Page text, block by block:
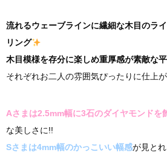
流れるウェーブラインに繊細な木目のラ
リング
木目模様を存分に楽しめ重厚感が素敵な
それぞれお二人の雰囲気ぴったりに仕上
Aさまは2.5mm幅に3石のダイヤモンドを
な美しさに!!
Sさまは4mm幅のかっこいい幅感が見と